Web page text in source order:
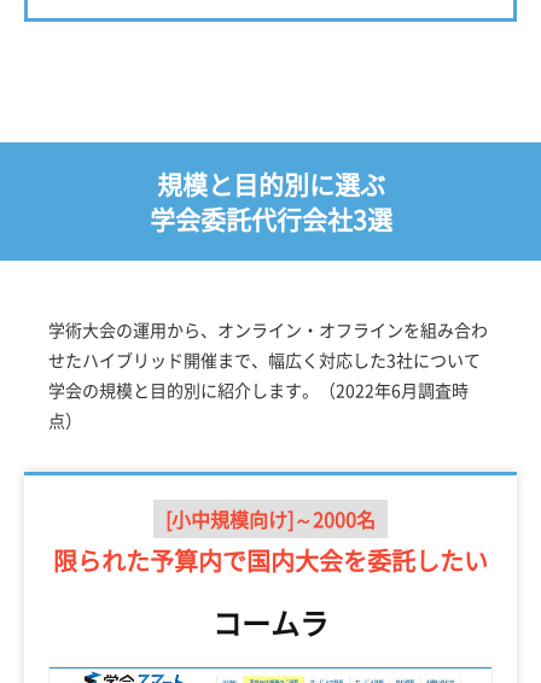
規模と目的別に選ぶ
学会委託代行会社3選
学術大会の運用から、オンライン・オフラインを組み合わ
せたハイブリッド開催まで、幅広く対応した3社について
学会の規模と目的別に紹介します。（2022年6月調査時
点）
[小中規模向け]～2000名
限られた予算内で国内大会を委託したい
コームラ